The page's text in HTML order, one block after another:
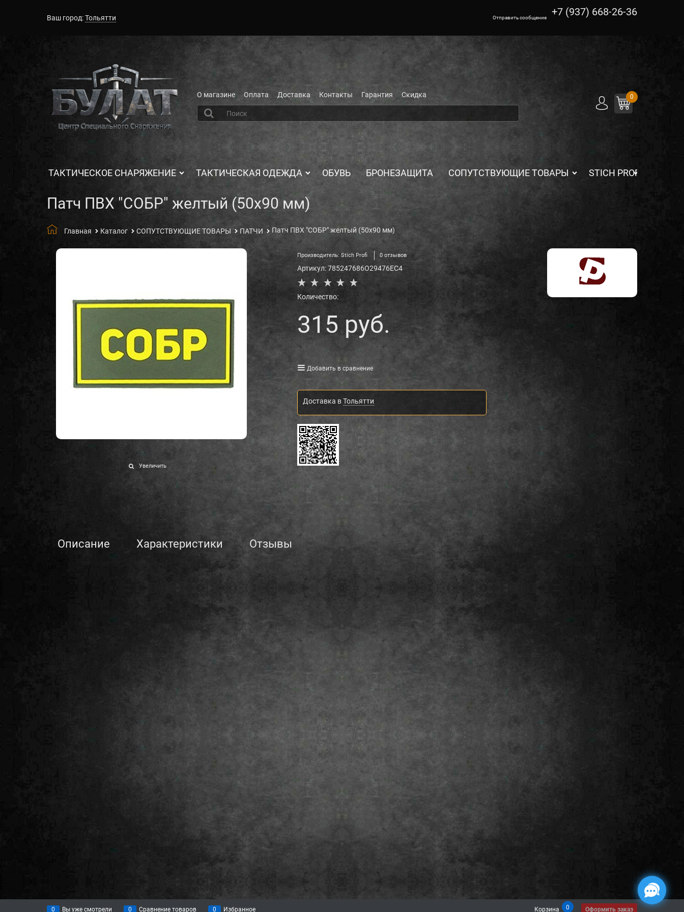
Ваш город:Тольятти Отправить сообщение +7 (937) 668-26-36
О магазине Оплата Доставка Контакты Гарантия Скидка 0
ТАКТИЧЕСКОЕ СНАРЯЖЕНИЕ ТАКТИЧЕСКАЯ ОДЕЖДА ОБУВЬ БРОНЕЗАЩИТА СОПУТСТВУЮЩИЕ ТОВАРЫ STICH PROFI
Патч ПВХ "СОБР" желтый (50х90 мм)
Главная Каталог СОПУТСТВУЮЩИЕ ТОВАРЫ ПАТЧИ Патч ПВХ "СОБР" желтый (50х90 мм)
Увеличить
Производитель: Stich Profi 0 отзывов
Артикул: 785247686O29476EC4
Количество:
315 руб.
Добавить в сравнение
Доставка вТольятти
Описание Характеристики Отзывы
0 Вы уже смотрели 0 Сравнение товаров 0 Избранное Корзина 0 Оформить заказ